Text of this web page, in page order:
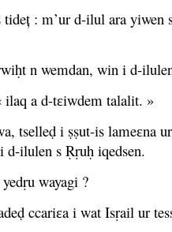
: m’ur d-ilul ara
n wemdan, win i d-
a d-tɛiwdem talalit. »
tselleḍ i ṣṣut-is lameɛna
ilulen s Ṛṛuḥ iqedsen.
wayagi ?
ccariɛa i wat Isṛail ur